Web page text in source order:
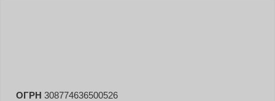
ОГРН 308774636500526